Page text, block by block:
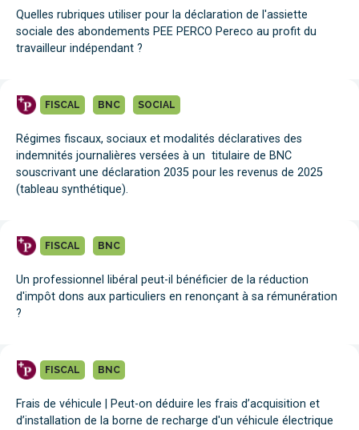
Quelles rubriques utiliser pour la déclaration de l'assiette
sociale des abondements PEE PERCO Pereco au profit du
travailleur indépendant ?
FISCAL BNC SOCIAL
Régimes fiscaux, sociaux et modalités déclaratives des
indemnités journalières versées à un titulaire de BNC
souscrivant une déclaration 2035 pour les revenus de 2025
(tableau synthétique).
FISCAL BNC
Un professionnel libéral peut-il bénéficier de la réduction
d'impôt dons aux particuliers en renonçant à sa rémunération
?
FISCAL BNC
Frais de véhicule | Peut-on déduire les frais d’acquisition et
d’installation de la borne de recharge d'un véhicule électrique